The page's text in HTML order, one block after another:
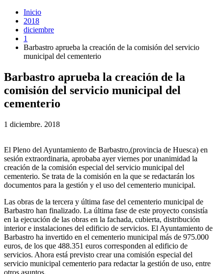
Inicio
2018
diciembre
1
Barbastro aprueba la creación de la comisión del servicio
municipal del cementerio
Barbastro aprueba la creación de la
comisión del servicio municipal del
cementerio
1 diciembre. 2018
El Pleno del Ayuntamiento de Barbastro,(provincia de Huesca) en
sesión extraordinaria, aprobaba ayer viernes por unanimidad la
creación de la comisión especial del servicio municipal del
cementerio. Se trata de la comisión en la que se redactarán los
documentos para la gestión y el uso del cementerio municipal.
Las obras de la tercera y última fase del cementerio municipal de
Barbastro han finalizado. La última fase de este proyecto consistía
en la ejecución de las obras en la fachada, cubierta, distribución
interior e instalaciones del edificio de servicios. El Ayuntamiento de
Barbastro ha invertido en el cementerio municipal más de 975.000
euros, de los que 488.351 euros corresponden al edificio de
servicios. Ahora está previsto crear una comisión especial del
servicio municipal cementerio para redactar la gestión de uso, entre
otros asuntos.